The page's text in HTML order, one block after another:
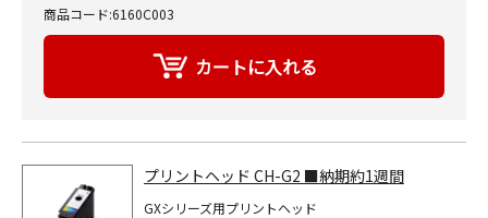
商品コード:6160C003
プリントヘッド CH-G2 ■納期約1週間
GXシリーズ用プリントヘッド